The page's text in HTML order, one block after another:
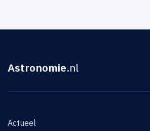
Astronomie.nl
Actueel